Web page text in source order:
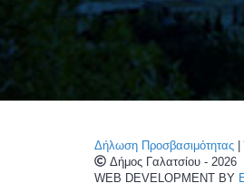
Δήλωση Προσβασιμότητας |
Δήμος Γαλατσίου - 2026
WEB DEVELOPMENT BY